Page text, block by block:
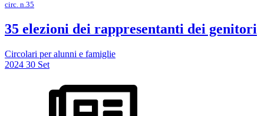
circ. n.35
35 elezioni dei rappresentanti dei genitori
Circolari per alunni e famiglie
2024 30 Set